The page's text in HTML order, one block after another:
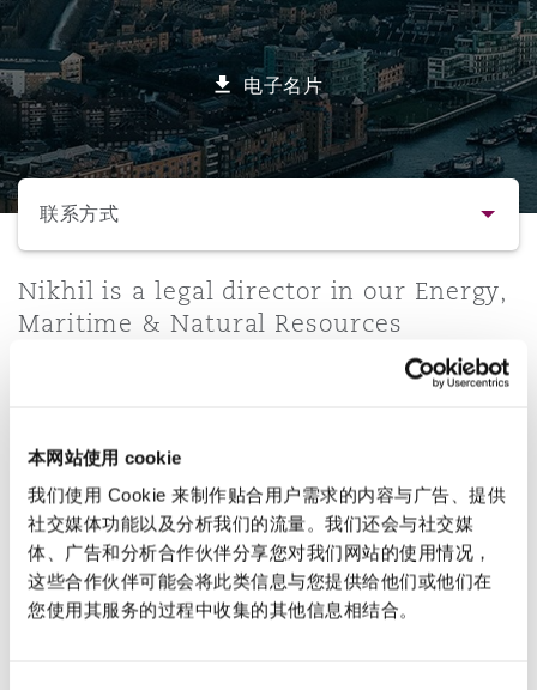
本网站使用 cookie
我们使用 Cookie 来制作贴合用户需求的内容与广告、提供
社交媒体功能以及分析我们的流量。我们还会与社交媒
体、广告和分析合作伙伴分享您对我们网站的使用情况，
这些合作伙伴可能会将此类信息与您提供给他们或他们在
您使用其服务的过程中收集的其他信息相结合。
Emergency Response & Crisis
Management
Finance & Leasing
Insurance Coverage
Non-Contentious
劳动、养老金和移民n
金融
技术、外包与数据
险和再保险
Employers' & Public Liability
Employment Practices
Financial Institutions,
Insurance Coverage
目和建筑工程
Public Procurement
房地产
管法规与调查
Fraud & White-Collar Crime
Internal Investigations
Safety, Security, Health &
Eco Audit
罗比 – 联营办公室
港
隆坡 – 联营办公室
尔本
德里 – 联营办公室
海
加坡
保罗
达
雅得
拉斯
佛
萨斯城
斯维加斯
阿密
特利尔
里
柏林（圣史蒂芬绿地大厦）
塞尔多夫
尔福德
堡
电子名片
选择所需部分
联系方式
联系方式
法律解析
Nikhil is a legal director in our Energy,
Maritime & Natural Resources
transactional team in London. He
advises on all aspects of shipping and
直线
+44 20 7876 6037
+44 7355 609 610